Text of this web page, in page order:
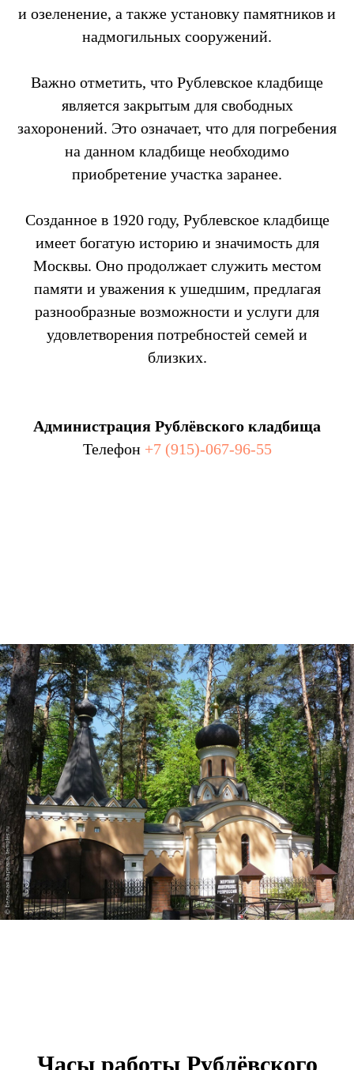
и озеленение, а также установку памятников и
надмогильных сооружений.
Важно отметить, что Рублевское кладбище
является закрытым для свободных
захоронений. Это означает, что для погребения
на данном кладбище необходимо
приобретение участка заранее.
Созданное в 1920 году, Рублевское кладбище
имеет богатую историю и значимость для
Москвы. Оно продолжает служить местом
памяти и уважения к ушедшим, предлагая
разнообразные возможности и услуги для
удовлетворения потребностей семей и
близких.
Администрация Рублёвского кладбища
Телефон +7 (915)-067-96-55
Часы работы Рублёвского